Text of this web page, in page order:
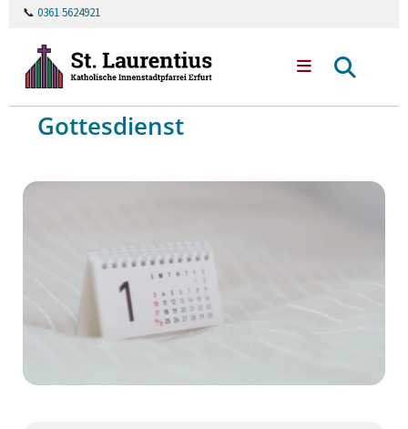
📞 0361 5624921
Gottesdienst